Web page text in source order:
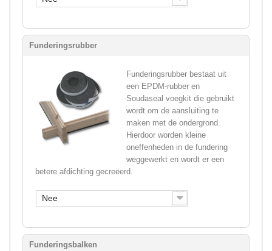
Funderingsrubber
Funderingsrubber bestaat uit
een EPDM-rubber en
Soudaseal voegkit die gebruikt
wordt om de aansluiting te
maken met de ondergrond.
Hierdoor worden kleine
oneffenheden in de fundering
weggewerkt en wordt er een
betere afdichting gecreëerd.
Nee
Funderingsbalken